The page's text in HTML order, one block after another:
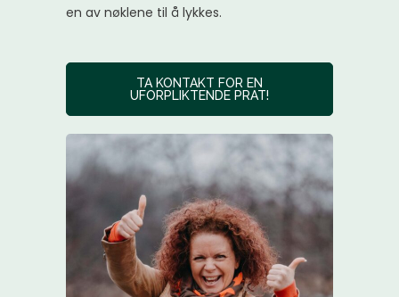
en av nøklene til å lykkes.
TA KONTAKT FOR EN
UFORPLIKTENDE PRAT!